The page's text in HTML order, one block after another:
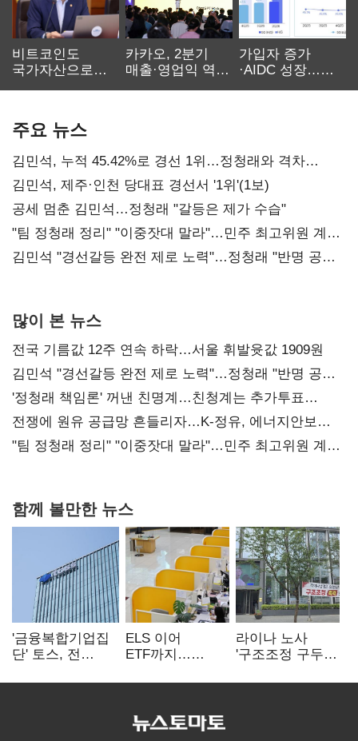
비트코인도
국가자산으로…'
카카오, 2분기
매출·영업익 역대
가입자 증가
·AIDC 성장…
주요 뉴스
김민석, 누적 45.42%로 경선 1위…정청래와 격차
0.86%p(2보)
김민석, 제주·인천 당대표 경선서 '1위'(1보)
공세 멈춘 김민석…정청래 "갈등은 제가 수습"
"팀 정청래 정리" "이중잣대 말라"…민주 최고위원 계파
다툼 격화
김민석 "경선갈등 완전 제로 노력"…정청래 "반명 공세
많이 본 뉴스
전국 기름값 12주 연속 하락…서울 휘발윳값 1909원
김민석 "경선갈등 완전 제로 노력"…정청래 "반명 공세
사과부터"
'정청래 책임론' 꺼낸 친명계…친청계는 추가투표
때리기
전쟁에 원유 공급망 흔들리자…K-정유, 에너지안보
핵심으로 재부상
"팀 정청래 정리" "이중잣대 말라"…민주 최고위원 계파
함께 볼만한 뉴스
'금융복합기업집
단' 토스, 전
표준화
ELS 이어
ETF까지…
제동 걸린 은행
라이나 노사
'구조조정 구두